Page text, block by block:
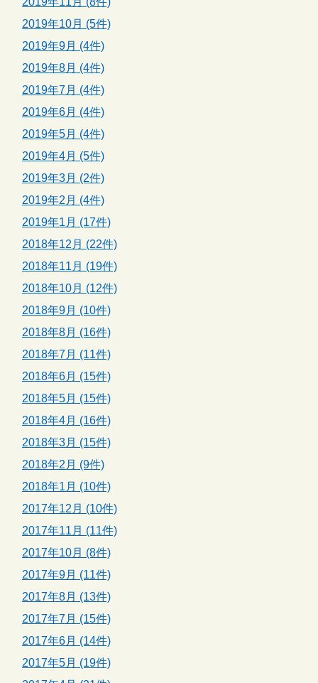
2019年10月 (5件)
2019年9月 (4件)
2019年8月 (4件)
2019年7月 (4件)
2019年6月 (4件)
2019年5月 (4件)
2019年4月 (5件)
2019年3月 (2件)
2019年2月 (4件)
2019年1月 (17件)
2018年12月 (22件)
2018年11月 (19件)
2018年10月 (12件)
2018年9月 (10件)
2018年8月 (16件)
2018年7月 (11件)
2018年6月 (15件)
2018年5月 (15件)
2018年4月 (16件)
2018年3月 (15件)
2018年2月 (9件)
2018年1月 (10件)
2017年12月 (10件)
2017年11月 (11件)
2017年10月 (8件)
2017年9月 (11件)
2017年8月 (13件)
2017年7月 (15件)
2017年6月 (14件)
2017年5月 (19件)